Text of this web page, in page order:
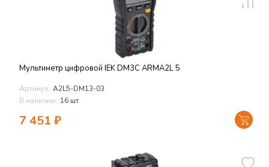
Мультиметр цифровой IEK DM3C ARMA2L 5
Артикул: A2L5-DM13-03
В наличии: 16 шт
7 451 ₽